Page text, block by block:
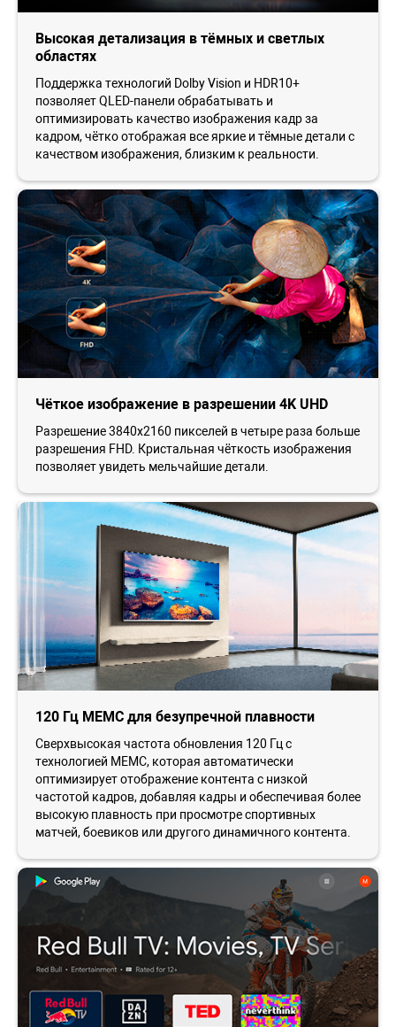
Высокая детализация в тёмных и светлых
областях
Поддержка технологий Dolby Vision и HDR10+
позволяет QLED-панели обрабатывать и
оптимизировать качество изображения кадр за
кадром, чётко отображая все яркие и тёмные детали с
качеством изображения, близким к реальности.
Чёткое изображение в разрешении 4K UHD
Разрешение 3840x2160 пикселей в четыре раза больше
разрешения FHD. Кристальная чёткость изображения
позволяет увидеть мельчайшие детали.
120 Гц MEMC для безупречной плавности
Сверхвысокая частота обновления 120 Гц с
технологией MEMC, которая автоматически
оптимизирует отображение контента с низкой
частотой кадров, добавляя кадры и обеспечивая более
высокую плавность при просмотре спортивных
матчей, боевиков или другого динамичного контента.